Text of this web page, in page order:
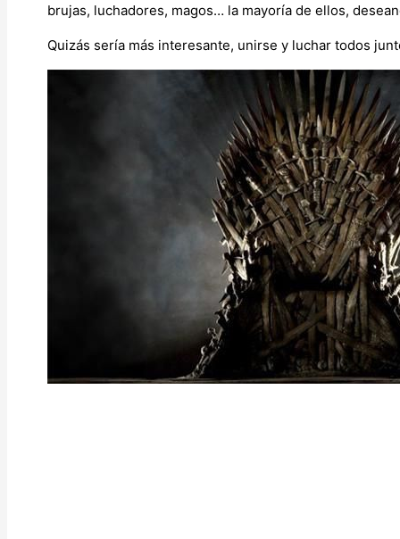
brujas, luchadores, magos… la mayoría de ellos,
Quizás sería más interesante, unirse y luchar todos